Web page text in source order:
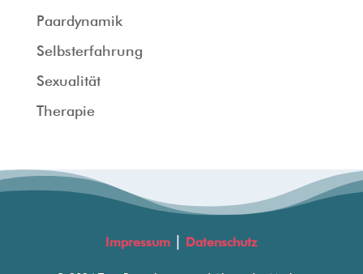
Paardynamik
Selbsterfahrung
Sexualität
Therapie
Impressum | Datenschutz